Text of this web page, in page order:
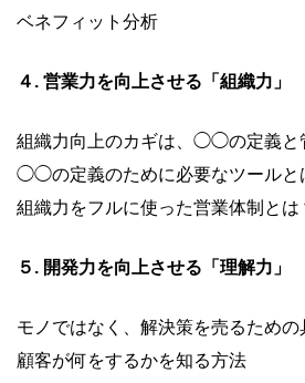
ベネフィット分析
４. 営業力を向上させる「組織力」
組織力向上のカギは、◯◯の定義と
◯◯の定義のために必要なツールと
組織力をフルに使った営業体制とは
５. 開発力を向上させる「理解力」
モノではなく、解決策を売るため
顧客が何をするかを知る方法